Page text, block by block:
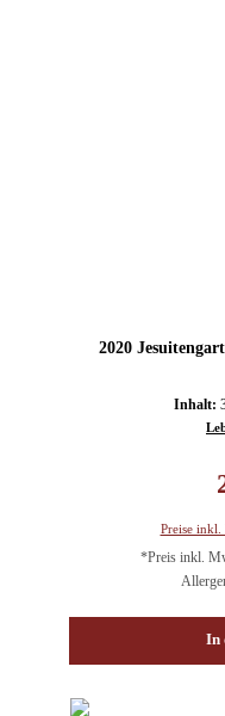
2020
Inhalt:
Preise inkl.
*Preis inkl.
In